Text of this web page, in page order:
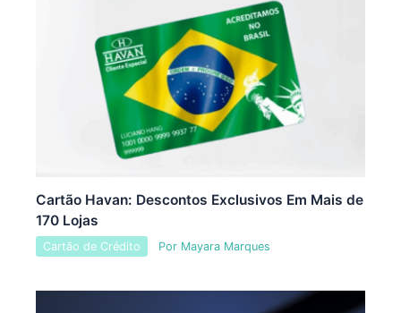
Cartão Havan: Descontos Exclusivos Em Mais de
170 Lojas
Cartão de Crédito Por Mayara Marques